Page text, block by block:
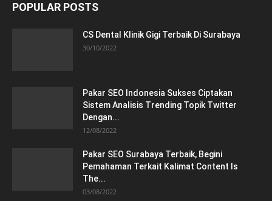
POPULAR POSTS
CS Dental Klinik Gigi Terbaik Di Surabaya
30/10/2022
Pakar SEO Indonesia Sukses Ciptakan
Sistem Analisis Trending Topik Twitter
Dengan...
12/08/2022
Pakar SEO Surabaya Terbaik, Begini
Pemahaman Terkait Kalimat Content Is
The...
03/08/2022